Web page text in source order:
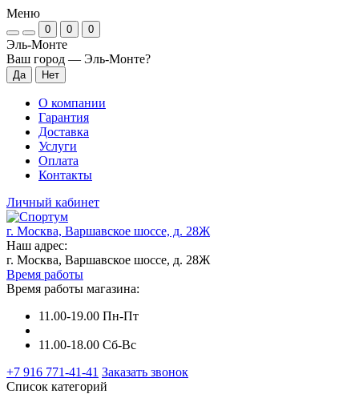
Меню
0 0 0
Эль-Монте
Ваш город — Эль-Монте?
О компании
Гарантия
Доставка
Услуги
Оплата
Контакты
Личный кабинет
г. Москва, Варшавское шоссе, д. 28Ж
Наш адрес:
г. Москва, Варшавское шоссе, д. 28Ж
Время работы
Время работы магазина:
11.00-19.00 Пн-Пт
11.00-18.00 Сб-Вс
+7 916 771-41-41 Заказать звонок
Список категорий